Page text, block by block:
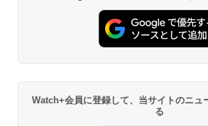
Watch+会員に登録して、当サイトのニュ
る